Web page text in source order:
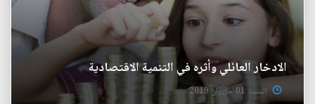
الادخار العائلي وأثره في التنمية الاقتصادية
السبت 01 حزيران 2019